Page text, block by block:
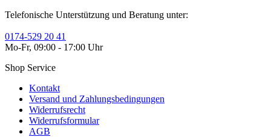
Telefonische Unterstützung und Beratung unter:
0174-529 20 41
Mo-Fr, 09:00 - 17:00 Uhr
Shop Service
Kontakt
Versand und Zahlungsbedingungen
Widerrufsrecht
Widerrufsformular
AGB